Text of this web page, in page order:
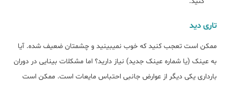
تاری دید
ممکن است تعجب کنید که خوب نمیبینید و چشمتان ضعیف شده. آیا
به عینک (یا شماره عینک جدید) نیاز دارید؟ اما مشکلات بینایی در دوران
بارداری یکی دیگر از عوارض جانبی احتباس مایعات است. ممکن است